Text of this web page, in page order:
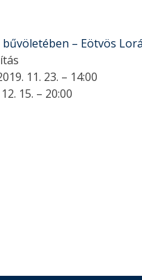
– Eötvös
11. 23. – 14:00
15. – 20:00